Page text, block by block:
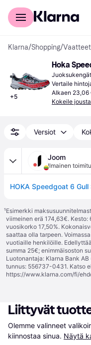
Kuluttajille
Klarna/Shopping/Vaatteet
+5
Hoka
Vertaile
Alkaen 23,06
Kokeile
Versiot
Joom
Ilmainen
¹Esimerkki
viimeinen erä 174,63€.
vuosikorko 17,50%.
saattaa olla tarpeen.
vuotiaille henkilöille.
summa 25€; enimmäisoston
Luotonantaja: Klarna Bank
tunnus: 556737-0431. Katso
https://www.klarna.com/fi/
Liittyvät
Olemme valinneet
kiinnostaa sinua. Näytä